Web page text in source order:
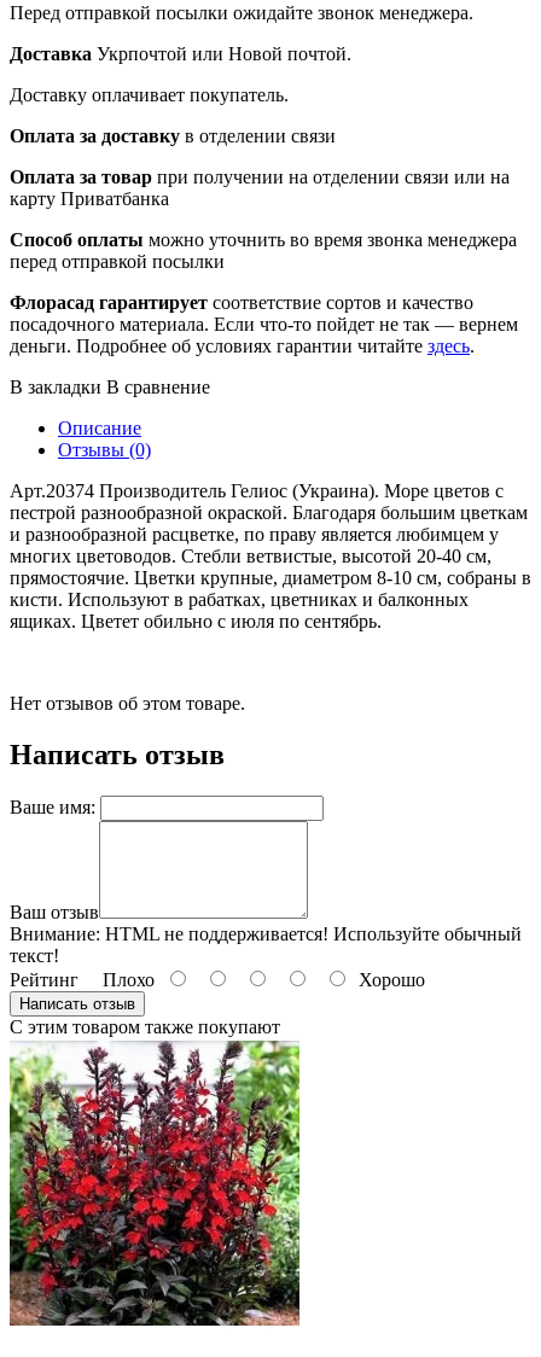
Перед отправкой посылки ожидайте звонок менеджера.
Доставка Укрпочтой или Новой почтой.
Доставку оплачивает покупатель.
Оплата за доставку в отделении связи
Оплата за товар при получении на отделении связи или на
карту Приватбанка
Способ оплаты можно уточнить во время звонка менеджера
перед отправкой посылки
Флорасад гарантирует соответствие сортов и качество
посадочного материала. Если что-то пойдет не так — вернем
деньги. Подробнее об условиях гарантии читайте здесь.
В закладки В сравнение
Описание
Отзывы (0)
Арт.20374 Производитель Гелиос (Украина). Море цветов с
пестрой разнообразной окраской. Благодаря большим цветкам
и разнообразной расцветке, по праву является любимцем у
многих цветоводов. Стебли ветвистые, высотой 20-40 см,
прямостоячие. Цветки крупные, диаметром 8-10 см, собраны в
кисти. Используют в рабатках, цветниках и балконных
ящиках. Цветет обильно с июля по сентябрь.
Нет отзывов об этом товаре.
Написать отзыв
Ваше имя:
Ваш отзыв
Внимание: HTML не поддерживается! Используйте обычный
текст!
Рейтинг Плохо Хорошо
Написать отзыв
С этим товаром также покупают